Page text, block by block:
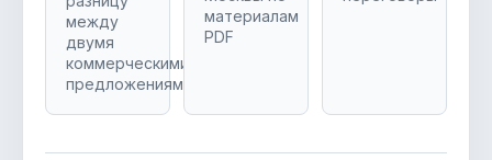
между
двумя
коммерческими
предложениями
материалам
PDF